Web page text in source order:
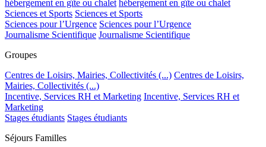
hébergement en gîte ou chalet hébergement en gîte ou chalet
Sciences et Sports Sciences et Sports
Sciences pour l’Urgence Sciences pour l’Urgence
Journalisme Scientifique Journalisme Scientifique
Groupes
Centres de Loisirs, Mairies, Collectivités (...) Centres de Loisirs,
Mairies, Collectivités (...)
Incentive, Services RH et Marketing Incentive, Services RH et
Marketing
Stages étudiants Stages étudiants
Séjours Familles